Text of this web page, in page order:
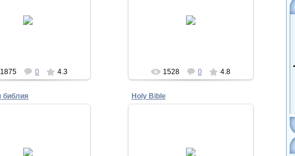
1875 0 4.3 1528 0 4.8
библия Holy Bible